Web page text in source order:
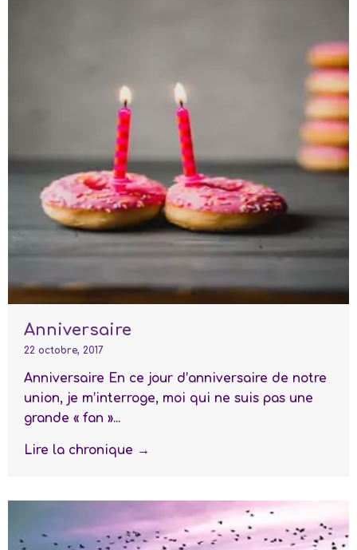
Anniversaire
22 octobre, 2017
Anniversaire En ce jour d’anniversaire de notre
union, je m’interroge, moi qui ne suis pas une
grande « fan »...
Lire la chronique →